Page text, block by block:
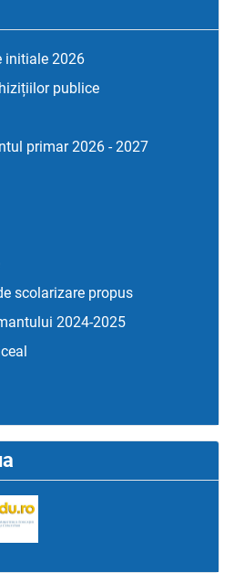
initiale 2026
publice
primar 2026 - 2027
scolarizare propus
2024-2025